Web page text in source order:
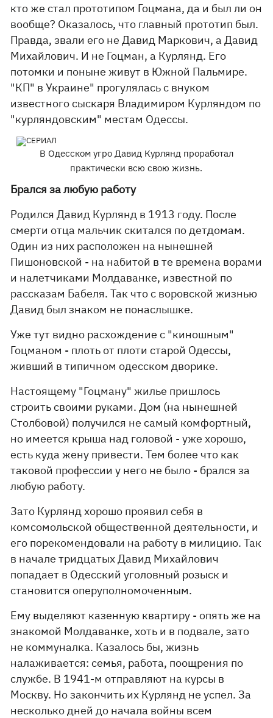
кто же стал прототипом Гоцмана, да и был ли он
вообще? Оказалось, что главный прототип был.
Правда, звали его не Давид Маркович, а Давид
Михайлович. И не Гоцман, а Курлянд. Его
потомки и поныне живут в Южной Пальмире.
"КП" в Украине" прогулялась с внуком
известного сыскаря Владимиром Курляндом по
"курляндовским" местам Одессы.
В Одесском угро Давид Курлянд проработал
практически всю свою жизнь.
Брался за любую работу
Родился Давид Курлянд в 1913 году. После
смерти отца мальчик скитался по детдомам.
Один из них расположен на нынешней
Пишоновской - на набитой в те времена ворами
и налетчиками Молдаванке, известной по
рассказам Бабеля. Так что с воровской жизнью
Давид был знаком не понаслышке.
Уже тут видно расхождение с "киношным"
Гоцманом - плоть от плоти старой Одессы,
живший в типичном одесском дворике.
Настоящему "Гоцману" жилье пришлось
строить своими руками. Дом (на нынешней
Столбовой) получился не самый комфортный,
но имеется крыша над головой - уже хорошо,
есть куда жену привести. Тем более что как
таковой профессии у него не было - брался за
любую работу.
Зато Курлянд хорошо проявил себя в
комсомольской общественной деятельности, и
его порекомендовали на работу в милицию. Так
в начале тридцатых Давид Михайлович
попадает в Одесский уголовный розыск и
становится оперуполномоченным.
Ему выделяют казенную квартиру - опять же на
знакомой Молдаванке, хоть и в подвале, зато
не коммуналка. Казалось бы, жизнь
налаживается: семья, работа, поощрения по
службе. В 1941-м отправляют на курсы в
Москву. Но закончить их Курлянд не успел. За
несколько дней до начала войны всем